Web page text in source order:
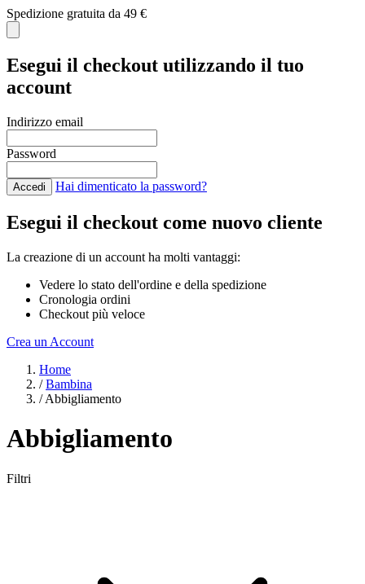
Spedizione gratuita da 49 €
Esegui il checkout utilizzando il tuo
account
Indirizzo email
Password
Accedi Hai dimenticato la password?
Esegui il checkout come nuovo cliente
La creazione di un account ha molti vantaggi:
Vedere lo stato dell'ordine e della spedizione
Cronologia ordini
Checkout più veloce
Crea un Account
Home
/ Bambina
/ Abbigliamento
Abbigliamento
Filtri